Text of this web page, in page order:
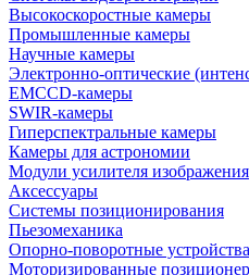
Высокоскоростные камеры
Промышленные камеры
Научные камеры
Электронно-оптические
EMCCD-камеры
SWIR-камеры
Гиперспектральные камеры
Камеры для астрономии
Модули усилителя изображения
Аксессуары
Системы позиционирования
Пьезомеханика
Опорно-поворотные устройства
Моторизированные